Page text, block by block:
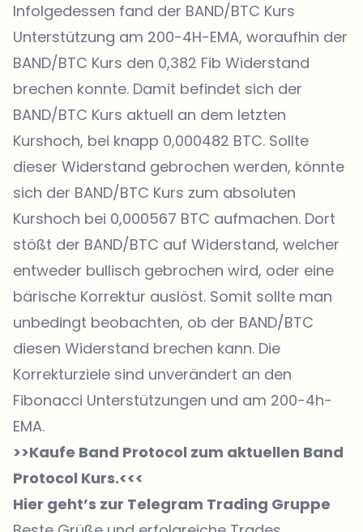
Infolgedessen fand der BAND/BTC Kurs
Unterstützung am 200-4H-EMA, woraufhin der
BAND/BTC Kurs den 0,382 Fib Widerstand
brechen konnte. Damit befindet sich der
BAND/BTC Kurs aktuell an dem letzten
Kurshoch, bei knapp 0,000482 BTC. Sollte
dieser Widerstand gebrochen werden, könnte
sich der BAND/BTC Kurs zum absoluten
Kurshoch bei 0,000567 BTC aufmachen. Dort
stößt der BAND/BTC auf Widerstand, welcher
entweder bullisch gebrochen wird, oder eine
bärische Korrektur auslöst. Somit sollte man
unbedingt beobachten, ob der BAND/BTC
diesen Widerstand brechen kann. Die
Korrekturziele sind unverändert an den
Fibonacci Unterstützungen und am 200-4h-
EMA.
>>Kaufe Band Protocol zum aktuellen Band
Protocol Kurs.<<<
Hier geht’s zur Telegram Trading Gruppe